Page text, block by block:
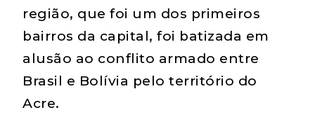
região, que foi um dos primeiros
bairros da capital, foi batizada em
alusão ao conflito armado entre
Brasil e Bolívia pelo território do
Acre.